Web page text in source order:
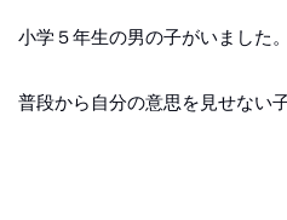
小学５年生の男の子がいました。
普段から自分の意思を見せない子